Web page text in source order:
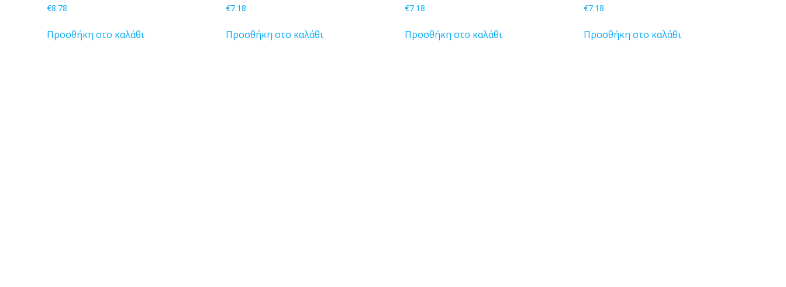
€8.78
Προσθήκη στο καλάθι
€7.18
Προσθήκη στο καλάθι
€7.18
Προσθήκη στο καλάθι
€7.18
Προσθήκη στο καλάθι